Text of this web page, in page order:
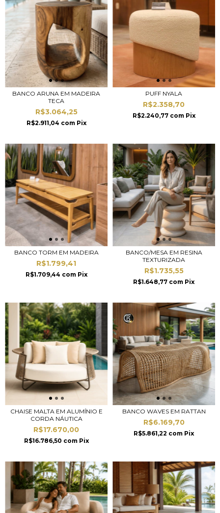
BANCO ARUNA EM MADEIRA
TECA
R$3.064,25
R$2.911,04 com Pix
PUFF NYALA
R$2.358,70
R$2.240,77 com Pix
BANCO TORM EM MADEIRA
R$1.799,41
R$1.709,44 com Pix
BANCO/MESA EM RESINA
TEXTURIZADA
R$1.735,55
R$1.648,77 com Pix
CHAISE MALTA EM ALUMÍNIO E
CORDA NÁUTICA
R$17.670,00
R$16.786,50 com Pix
BANCO WAVES EM RATTAN
R$6.169,70
R$5.861,22 com Pix